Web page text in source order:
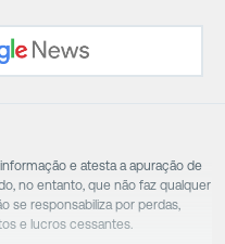
e atesta a apuração de
no entanto, que não faz qualquer
se responsabiliza por perdas,
e lucros cessantes.